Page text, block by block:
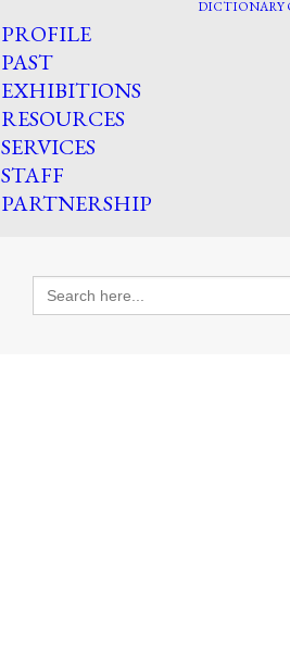
PROFILE
PAST
EXHIBITIONS
RESOURCES
SERVICES
STAFF
PARTNERSHIP
DICTIONARY
Search
for: